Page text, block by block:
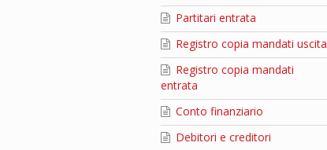
Partitari entrata
Registro copia mandati uscita
Registro copia mandati
entrata
Conto finanziario
Debitori e creditori